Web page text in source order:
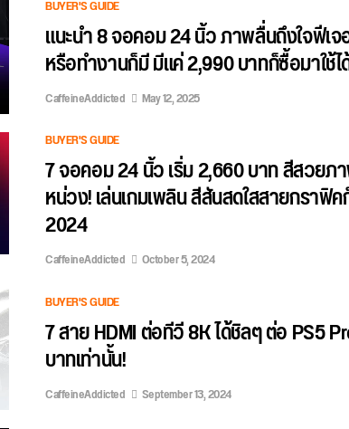
BUYER'S GUIDE
แนะนำ 8 จอคอม 24 นิ้ว ภาพลื่นถึงใจฟีเจ
หรือทำงานก็มี มีแค่ 2,990 บาทก็ซื้อมาใช้
CaffeineAddicted
May 12, 2025
BUYER'S GUIDE
7 จอคอม 24 นิ้ว เริ่ม 2,660 บาท สีสวยภ
หน่วง! เล่นเกมเพลิน สีสันสดใสสายกราฟิ
2024
CaffeineAddicted
October 5, 2024
BUYER'S GUIDE
7 สาย HDMI ต่อทีวี 8K ได้ชิลๆ ต่อ PS5
บาทเท่านั้น!
CaffeineAddicted September 13, 2024